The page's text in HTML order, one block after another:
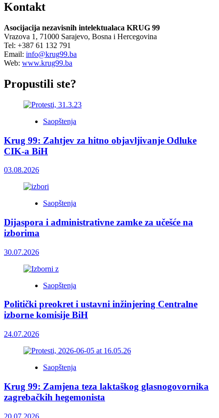
Kontakt
Asocijacija nezavisnih intelektualaca KRUG 99
Vrazova 1, 71000 Sarajevo, Bosna i Hercegovina
Tel: +387 61 132 791
Email: info@krug99.ba
Web: www.krug99.ba
Propustili ste?
Saopštenja
Krug 99: Zahtjev za hitno objavljivanje Odluke
CIK-a BiH
03.08.2026
Saopštenja
Dijaspora i administrativne zamke za učešće na
izborima
30.07.2026
Saopštenja
Politički preokret i ustavni inžinjering Centralne
izborne komisije BiH
24.07.2026
Saopštenja
Krug 99: Zamjena teza laktaškog glasnogovornika
zagrebačkih hegemonista
20.07.2026